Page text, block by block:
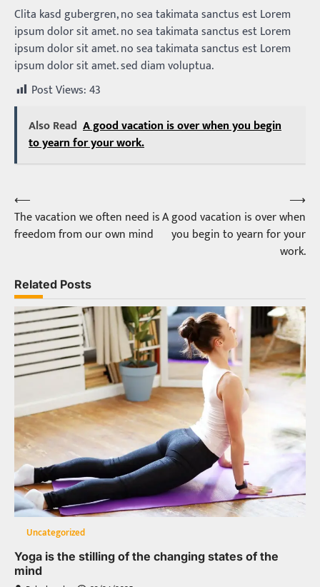
Clita kasd gubergren, no sea takimata sanctus est Lorem
ipsum dolor sit amet. no sea takimata sanctus est Lorem
ipsum dolor sit amet. no sea takimata sanctus est Lorem
ipsum dolor sit amet. sed diam voluptua.
Post Views:43
Also Read A good vacation is over when you begin
to yearn for your work.
Post
navigation
⟵
The vacation we often need is
freedom from our own mind
A good vacation is over when
you begin to yearn for your
work.
⟶
Related Posts
Uncategorized
Yoga is the stilling of the changing states of the
mind